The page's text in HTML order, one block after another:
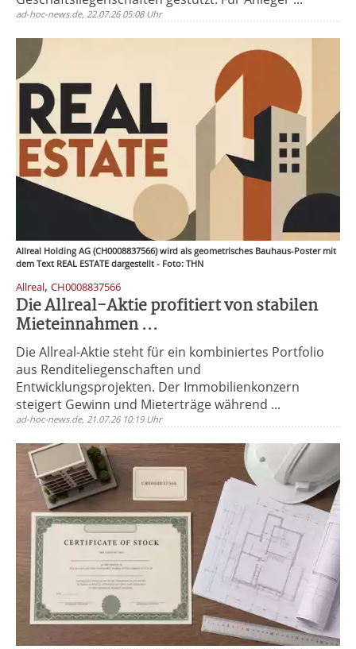
ad-hoc-news.de, 22.07.26 05:08 Uhr
Allreal Holding AG (CH0008837566) wird als geometrisches Bauhaus-Poster mit
dem Text REAL ESTATE dargestellt - Foto: THN
Allreal, CH0008837566
Die Allreal-Aktie profitiert von stabilen
Mieteinnahmen ...
Die Allreal-Aktie steht für ein kombiniertes Portfolio
aus Renditeliegenschaften und
Entwicklungsprojekten. Der Immobilienkonzern
steigert Gewinn und Mieterträge während ...
ad-hoc-news.de, 21.07.26 10:19 Uhr